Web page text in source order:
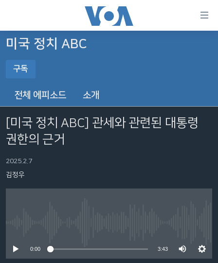
가
메
텐
로
이
동
한반도
세계
라디오
프로그램
주파수 안내
FOLLOW US
언어 선택
미국 정치 ABC
구독
구독
전체 에피소드 소개
[미국 정치 ABC] 관세와 관련된 대통령
권한의 근거
2025.2.7
김정우
0:00 3:43